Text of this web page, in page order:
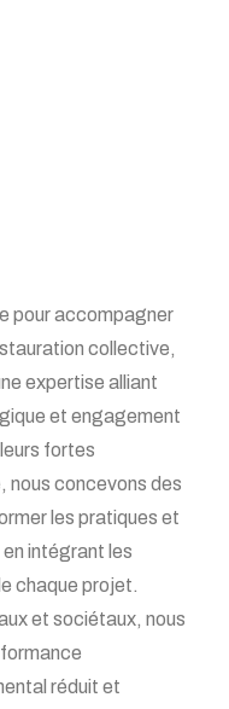
pour accompagner
collective,
expertise alliant
et engagement
fortes
nous concevons des
les pratiques et
intégrant les
chaque projet.
et sociétaux, nous
réduit et